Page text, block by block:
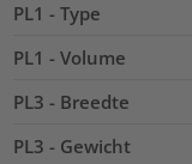
PL1 - Type
PL1 - Volume
PL3 - Breedte
PL3 - Gewicht